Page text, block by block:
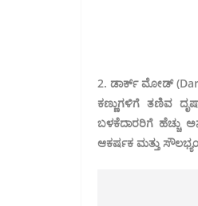
2. ಡಾರ್ಕ್ ಮೋಡ್
ಕಣ್ಣುಗಳಿಗೆ ತಣಿವ
ಬಳಕೆದಾರರಿಗೆ ಹೆಚ್ಚು
ಆಕರ್ಷಕ ಮತ್ತು